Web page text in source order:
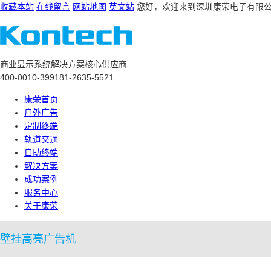
收藏本站 在线留言 网站地图 英文站 您好，欢迎来到深圳康荣电子有限
商业显示系统解决方案核心供应商
400-0010-399181-2635-5521
康荣首页
户外广告
定制终端
轨道交通
自助终端
解决方案
成功案例
服务中心
关于康荣
壁挂高亮广告机